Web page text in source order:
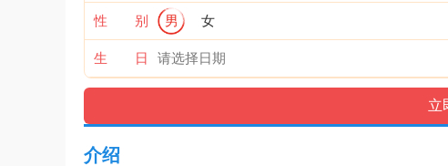
性 别 男 女
生 日
介绍